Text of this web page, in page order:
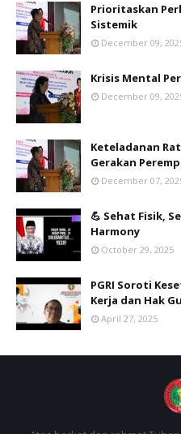
Prioritaskan
Sistemik
December 09,
Krisis Mental
December 09,
Keteladanan
Gerakan
December 07,
💪 Sehat Fisik,
Harmony
October 29, 2025
PGRI Soroti
Kerja dan Hak
April 27, 2025